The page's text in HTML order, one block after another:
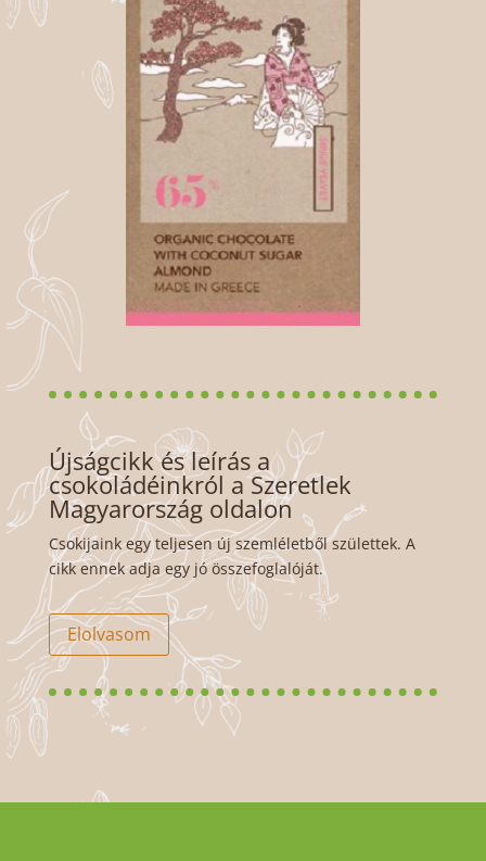
Újságcikk és leírás a
csokoládéinkról a Szeretlek
Magyarország oldalon
Csokijaink egy teljesen új szemléletből születtek. A
cikk ennek adja egy jó összefoglalóját.
Elolvasom